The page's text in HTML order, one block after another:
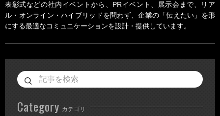
表彰式などの社内イベントから、PRイベント、展示会まで、リア
ル・オンライン・ハイブリッドを問わず、企業の「伝えたい」を形
にする最適なコミュニケーションを設計・提供しています。
Category カテゴリ